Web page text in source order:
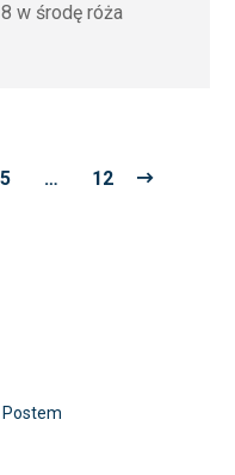
w środę róża
5 … 12